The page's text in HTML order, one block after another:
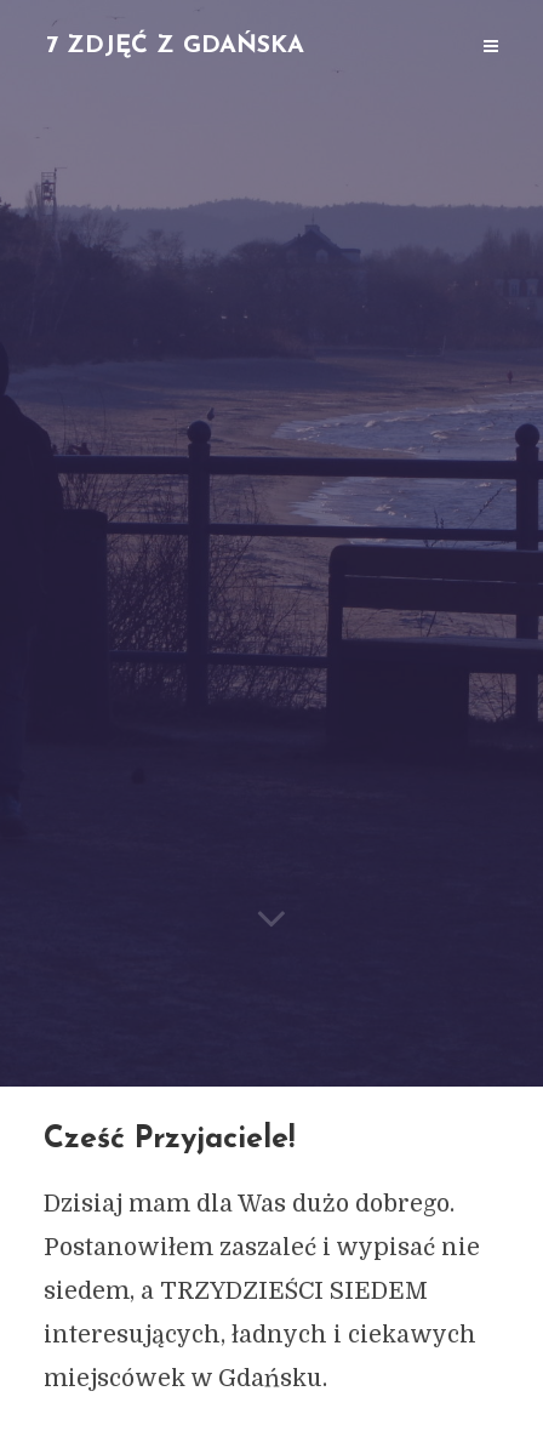
7 ZDJĘĆ Z GDAŃSKA
Cześć Przyjaciele!
Dzisiaj mam dla Was dużo dobrego.
Postanowiłem zaszaleć i wypisać nie
siedem, a TRZYDZIEŚCI SIEDEM
interesujących, ładnych i ciekawych
miejscówek w Gdańsku.